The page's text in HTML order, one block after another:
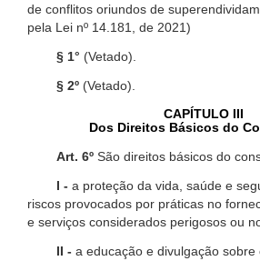
de conflitos oriundos de
pela Lei nº 14.181, de 2021)
§ 1° (Vetado).
§ 2º (Vetado).
CAPÍTULO III
Dos Direitos Básicos do
Art. 6º São direitos básicos do
I - a proteção da vida, saúde e
riscos provocados por práticas no
e serviços considerados perigosos ou
II - a educação e divulgação sobre